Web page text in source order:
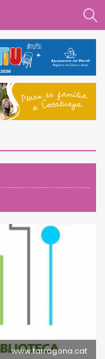
www.tarragona.cat